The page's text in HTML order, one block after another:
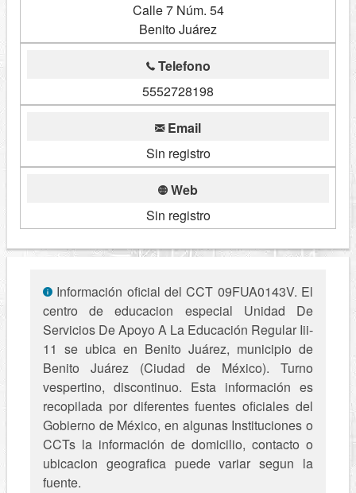
Calle 7 Núm. 54
Benito Juárez
Telefono
5552728198
Email
Sin registro
Web
Sin registro
Información oficial del CCT 09FUA0143V. El
centro de educacion especial Unidad De
Servicios De Apoyo A La Educación Regular Iii-
11 se ubica en Benito Juárez, municipio de
Benito Juárez (Ciudad de México). Turno
vespertino, discontinuo. Esta información es
recopilada por diferentes fuentes oficiales del
Gobierno de México, en algunas Instituciones o
CCTs la información de domicilio, contacto o
ubicacion geografica puede variar segun la
fuente.